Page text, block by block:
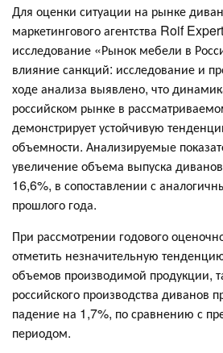
Для оценки ситуации на рынке
маркетингового агентства Roif
исследование «Рынок мебели в
влияние санкций: исследование и
ходе анализа выявлено, что
российском рынке в
демонстрирует устойчивую
объемности. Анализируемые
увеличение объема выпуска
16,6%, в сопоставлении с
прошлого года.
При рассмотрении годового
отметить незначительную
объемов производимой продукции,
российского производства диванов
падение на 1,7%, по сравнению с
периодом.